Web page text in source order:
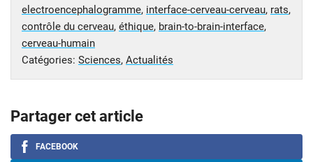
electroencephalogramme, interface-cerveau-cerveau, rats,
contrôle du cerveau, éthique, brain-to-brain-interface,
cerveau-humain
Catégories: Sciences, Actualités
Partager cet article
FACEBOOK